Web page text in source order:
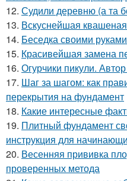
12. Судили деревню (а та
13. Вскуснейшая квашеная
14. Беседка своими
15. Красивейшая замена
16. Огурчики пикули.
17. Шаг за шагом: как
перекрытия на фундамент
18. Какие интересные
19. Плитный фундамент
инструкция для
20. Весенняя прививка
проверенных метода